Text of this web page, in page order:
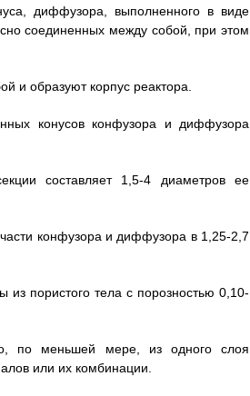
диффузора, выполненного в виде
соединенных между собой, при этом
и образуют корпус реактора.
конусов конфузора и диффузора
составляет 1,5-4 диаметров ее
конфузора и диффузора в 1,25-2,7
из пористого тела с порозностью 0,10-
по меньшей мере, из одного слоя
или их комбинации.